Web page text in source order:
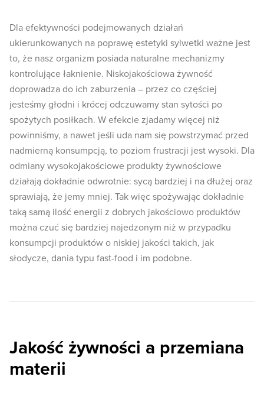
Dla efektywności podejmowanych działań
ukierunkowanych na poprawę estetyki sylwetki ważne jest
to, że nasz organizm posiada naturalne mechanizmy
kontrolujące łaknienie. Niskojakościowa żywność
doprowadza do ich zaburzenia – przez co częściej
jesteśmy głodni i krócej odczuwamy stan sytości po
spożytych posiłkach. W efekcie zjadamy więcej niż
powinniśmy, a nawet jeśli uda nam się powstrzymać przed
nadmierną konsumpcją, to poziom frustracji jest wysoki. Dla
odmiany wysokojakościowe produkty żywnościowe
działają dokładnie odwrotnie: sycą bardziej i na dłużej oraz
sprawiają, że jemy mniej. Tak więc spożywając dokładnie
taką samą ilość energii z dobrych jakościowo produktów
można czuć się bardziej najedzonym niż w przypadku
konsumpcji produktów o niskiej jakości takich, jak
słodycze, dania typu fast-food i im podobne.
Jakość żywności a przemiana
materii